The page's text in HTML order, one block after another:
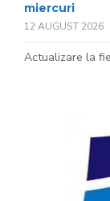
miercuri
12 AUGUST 2026
Actualizare la